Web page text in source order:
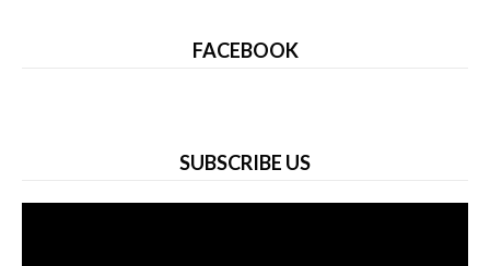
FACEBOOK
SUBSCRIBE US